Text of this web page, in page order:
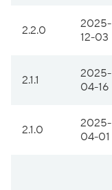
2.2.0
2025-
12-03
2.1.1
2025-
04-16
2.1.0
2025-
04-01